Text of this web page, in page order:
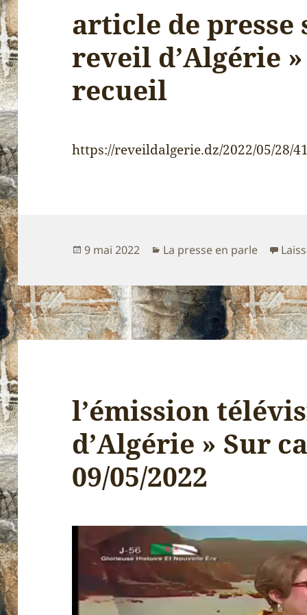
article de presse
reveil d’Algérie
recueil
https://reveildalgerie.dz/2022/05/28/
Publié
9 mai 2022 Catégories
La presse en parle
l’émission
d’Algérie » Sur
09/05/2022